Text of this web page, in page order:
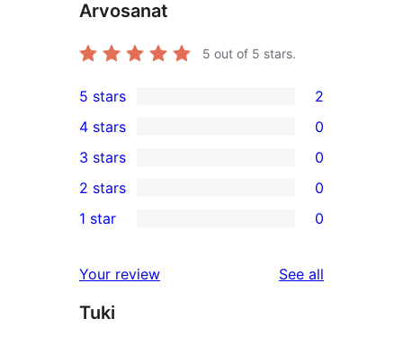
Arvosanat
5 out of 5 stars.
2
5-
star
reviews
5 stars 2
4-
star
reviews
4 stars 0
0
3-
star
3 stars 0
2-
reviews
2 stars 0
star
reviews
1 star 0
Your review See all
Tuki